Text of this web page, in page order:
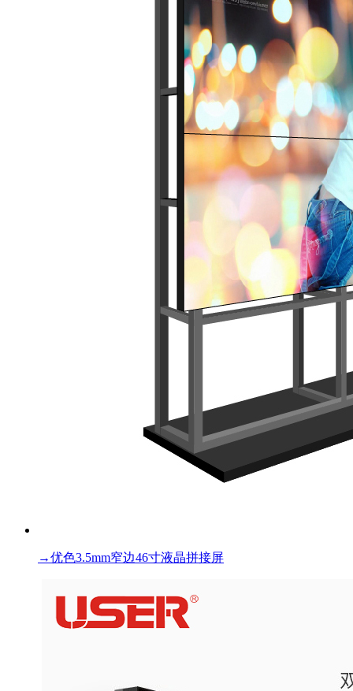
→优色3.5mm窄边46寸液晶拼接屏